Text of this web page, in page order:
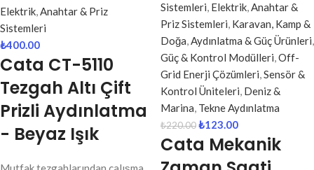
Elektrik,Anahtar & Priz
Sistemleri
₺400.00
Cata CT-5110
Tezgah Altı Çift
Prizli Aydınlatma
- Beyaz Işık
Sistemleri, Elektrik,Anahtar &
Priz Sistemleri, Karavan, Kamp &
Doğa,Aydınlatma & Güç Ürünleri,
Güç & Kontrol Modülleri,Off-
Grid Enerji Çözümleri,Sensör &
Kontrol Üniteleri, Deniz &
Marina, Tekne Aydınlatma
₺220.00₺123.00
Cata Mekanik